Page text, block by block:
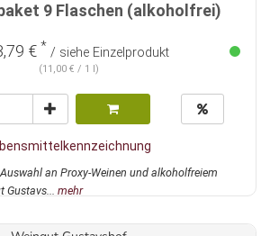
9 Flaschen (alkoholfrei)
€ * / siehe Einzelprodukt
(11,00 € / 1 l)
an Proxy-Weinen und alkoholfreiem
Gustavs... mehr